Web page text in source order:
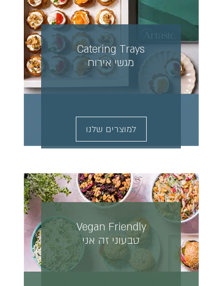
Catering Trays
מגשי אירוח
למוצרים שלנו
Vegan Friendly
טבעוני זה אני